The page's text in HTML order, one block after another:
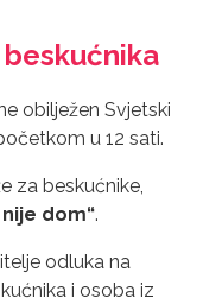
obilježen Svjetski
u 12 sati.
za beskućnike,
nije dom“.
odluka na
i osoba iz